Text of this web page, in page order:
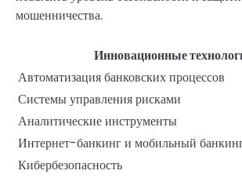
мошенничества.
Инновационные
Автоматизация банковских процессов
Системы управления рисками
Аналитические инструменты
Интернет-банкинг и мобильный
Кибербезопасность